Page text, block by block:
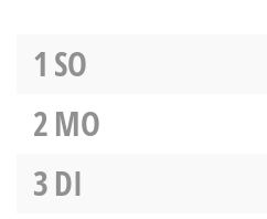
1 SO
2MO
3DI